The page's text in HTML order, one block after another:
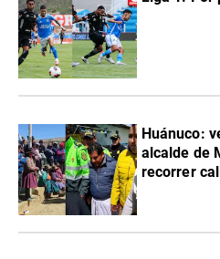
Huánuco:
alcalde de
recorrer